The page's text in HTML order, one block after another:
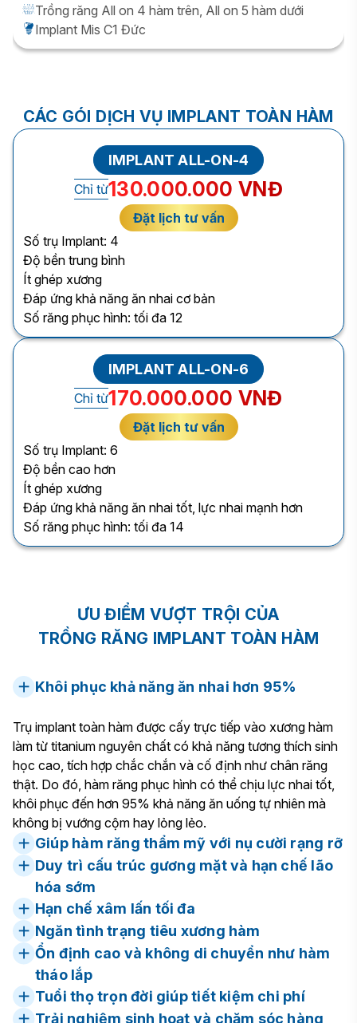
Trồng răng All on 4 hàm trên, All on 5 hàm dưới
Implant Mis C1 Đức
CÁC GÓI DỊCH VỤ IMPLANT TOÀN HÀM
IMPLANT ALL-ON-4
Chỉ từ130.000.000 VNĐ
Đặt lịch tư vấn
Số trụ Implant: 4
Độ bền trung bình
Ít ghép xương
Đáp ứng khả năng ăn nhai cơ bản
Số răng phục hình: tối đa 12
IMPLANT ALL-ON-6
Chỉ từ170.000.000 VNĐ
Đặt lịch tư vấn
Số trụ Implant: 6
Độ bền cao hơn
Ít ghép xương
Đáp ứng khả năng ăn nhai tốt, lực nhai mạnh hơn
Số răng phục hình: tối đa 14
ƯU ĐIỂM VƯỢT TRỘI CỦA
TRỒNG RĂNG IMPLANT TOÀN HÀM
Khôi phục khả năng ăn nhai hơn 95%
Trụ implant toàn hàm được cấy trực tiếp vào xương hàm
làm từ titanium nguyên chất có khả năng tương thích sinh
học cao, tích hợp chắc chắn và cố định như chân răng
thật. Do đó, hàm răng phục hình có thể chịu lực nhai tốt,
khôi phục đến hơn 95% khả năng ăn uống tự nhiên mà
không bị vướng cộm hay lỏng lẻo.
Giúp hàm răng thẩm mỹ với nụ cười rạng rỡ
Duy trì cấu trúc gương mặt và hạn chế lão
hóa sớm
Hạn chế xâm lấn tối đa
Ngăn tình trạng tiêu xương hàm
Ổn định cao và không di chuyển như hàm
tháo lắp
Tuổi thọ trọn đời giúp tiết kiệm chi phí
Trải nghiệm sinh hoạt và chăm sóc hàng